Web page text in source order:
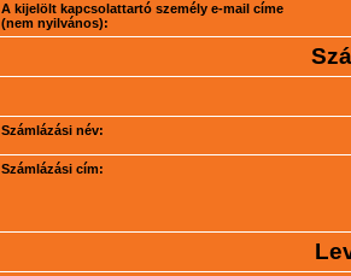
A kijelölt kapcsolattartó személy e-mail címe
(nem nyilvános):
Számlázási név:
Számlázási cím: